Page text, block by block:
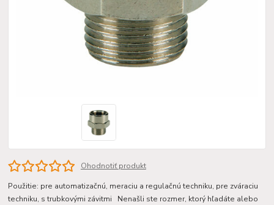
Ohodnotiť produkt
Použitie: pre automatizačnú, meraciu a regulačnú techniku, pre zváraciu
techniku, s trubkovými závitmi Nenašli ste rozmer, ktorý hľadáte alebo